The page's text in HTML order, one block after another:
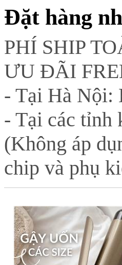
Đặt hàng
PHÍ SHIP
ƯU ĐÃI
- Tại Hà Nội:
- Tại các tỉnh
(Không áp
chip và phụ